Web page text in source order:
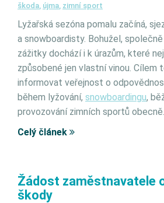
škoda, újma, zimní sport
Lyžařská sezóna pomalu začíná,
a snowboardisty. Bohužel,
zážitky dochází i k úrazům, které
způsobené jen vlastní vinou. Cílem
informovat veřejnost o
během lyžování, snowboardingu,
provozování zimních sportů obecně.
Celý článek
Žádost zaměstnavatele
škody